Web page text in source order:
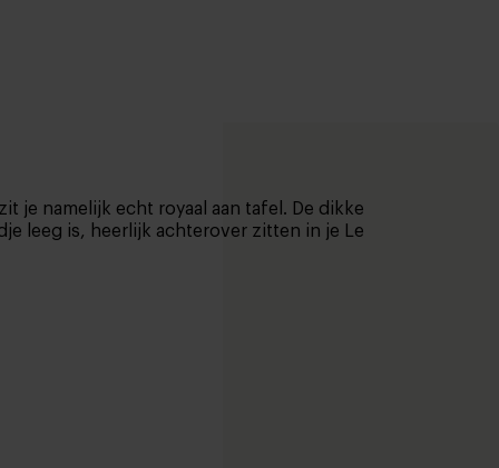
je namelijk echt royaal aan tafel. De dikke
leeg is, heerlijk achterover zitten in je Le